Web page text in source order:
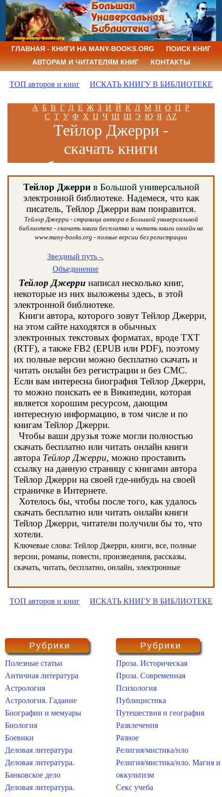
ГЛАВНАЯ - КНИГИ НА MANY-BOOKS.ORG
ПОИСК КНИГ
АВТОРАМ И ЧИТАТЕЛЯМ КНИГ
КОНТАКТЫ
ТОП авторов и книг ИСКАТЬ КНИГУ В БИБЛИОТЕКЕ
А Б В Г Д Е Ж З И Й К Л М Н О П Р
С Т У Ф Х Ц Ч Ш Щ Э Ю Я AZ
Тейлор Джерри -
скачать книги
бесплатно и читать
книги онлайн
Тейлор Джеррив Большой универсальной
электронной библиотеке. Надемеся, что как
писатель, Тейлор Джерри вам понравится.
Тейлор Джерри - страница автора в Большой универсальной
библиотеке - скачать книги бесплатно и читать книги онлайн на
www.many-books.org - полные версии без регистрации
Звездный путь -.
Объединение
Тейлор Джерри написал несколько книг,
некоторые из них выложены здесь, в этой
электронной библиотеке.
Книги автора, которого зовут Тейлор Джерри,
на этом сайте находятся в обычных
электронных текстовых форматах, вроде TXT
(RTF), а также FB2 (EPUB или PDF), поэтому
их полные версии можно бесплатно скачать и
читать онлайн без регистрации и без СМС.
Если вам интересна биография Тейлор Джерри,
то можно поискать ее в Википедии, которая
является хорошим ресурсом, дающим
интересную информацию, в том числе и по
книгам Тейлор Джерри.
Чтобы ваши друзья тоже могли полностью
скачать бесплатно или читать онлайн книги
автора Тейлор Джерри, можно проставить
ссылку на данную страницу с книгами автора
Тейлор Джерри на своей где-нибудь на своей
страничке в Интернете.
Хотелось бы, чтобы после того, как удалось
скачать бесплатно или читать онлайн книги
Тейлор Джерри, читатели получили бы то, что
хотели.
Ключевые слова: Тейлор Джерри, книги, все, полные
версии, романы, повести, произведения, рассказы,
скачать, читать, бесплатно, онлайн, электронные
ТОП авторов и книг ИСКАТЬ КНИГУ В БИБЛИОТЕКЕ
Рубрики
Полезные статьи
Античная литература
Астрология
Астрология. Гадание
Биографии и мемуары
Биология
Боевики
Деловая литература
Деловая литература.
Банковское дело
Деловая литература.
Рубрики
Проза. Историческая
Проза. Современная
Психология
Публицистика
Путешествия и география
Развлечения
Разное
Религия/мистика/нло
Религия/мистика/нло. Магия и
оккультизм
Секс учеба